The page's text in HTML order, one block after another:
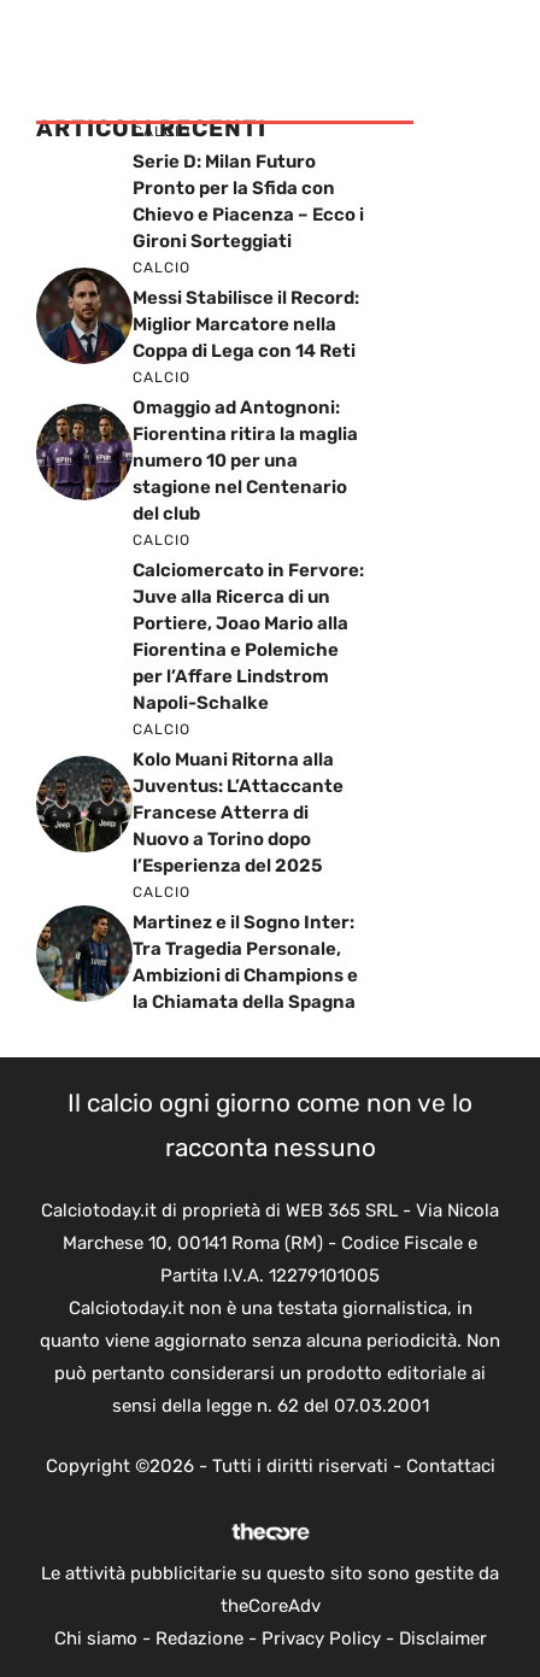
ARTICOLI RECENTI
CALCIO
Serie D: Milan Futuro
Pronto per la Sfida con
Chievo e Piacenza – Ecco i
Gironi Sorteggiati
CALCIO
Messi Stabilisce il Record:
Miglior Marcatore nella
Coppa di Lega con 14 Reti
CALCIO
Omaggio ad Antognoni:
Fiorentina ritira la maglia
numero 10 per una
stagione nel Centenario
del club
CALCIO
Calciomercato in Fervore:
Juve alla Ricerca di un
Portiere, Joao Mario alla
Fiorentina e Polemiche
per l’Affare Lindstrom
Napoli-Schalke
CALCIO
Kolo Muani Ritorna alla
Juventus: L’Attaccante
Francese Atterra di
Nuovo a Torino dopo
l’Esperienza del 2025
CALCIO
Martinez e il Sogno Inter:
Tra Tragedia Personale,
Ambizioni di Champions e
la Chiamata della Spagna
Il calcio ogni giorno come non ve lo
racconta nessuno
Calciotoday.it di proprietà di WEB 365 SRL - Via Nicola
Marchese 10, 00141 Roma (RM) - Codice Fiscale e
Partita I.V.A. 12279101005
Calciotoday.it non è una testata giornalistica, in
quanto viene aggiornato senza alcuna periodicità. Non
può pertanto considerarsi un prodotto editoriale ai
sensi della legge n. 62 del 07.03.2001
Copyright ©2026 - Tutti i diritti riservati - Contattaci
Le attività pubblicitarie su questo sito sono gestite da
theCoreAdv
Chi siamo - Redazione- Privacy Policy- Disclaimer